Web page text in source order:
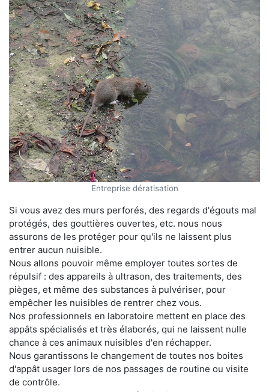
Entreprise dératisation
Si vous avez des murs perforés, des regards d'égouts mal
protégés, des gouttières ouvertes, etc. nous nous
assurons de les protéger pour qu'ils ne laissent plus
entrer aucun nuisible.
Nous allons pouvoir même employer toutes sortes de
répulsif : des appareils à ultrason, des traitements, des
pièges, et même des substances à pulvériser, pour
empêcher les nuisibles de rentrer chez vous.
Nos professionnels en laboratoire mettent en place des
appâts spécialisés et très élaborés, qui ne laissent nulle
chance à ces animaux nuisibles d'en réchapper.
Nous garantissons le changement de toutes nos boites
d'appât usager lors de nos passages de routine ou visite
de contrôle.